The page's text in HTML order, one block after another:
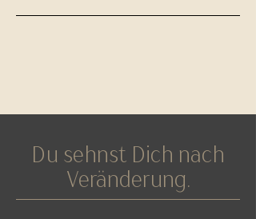
Du sehnst Dich nach
Veränderung.